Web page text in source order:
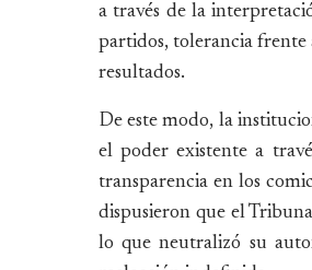
a través de la
partidos, tolerancia frente
resultados.
De este modo, la
el poder existente a
transparencia en los
dispusieron que el
lo que neutralizó su